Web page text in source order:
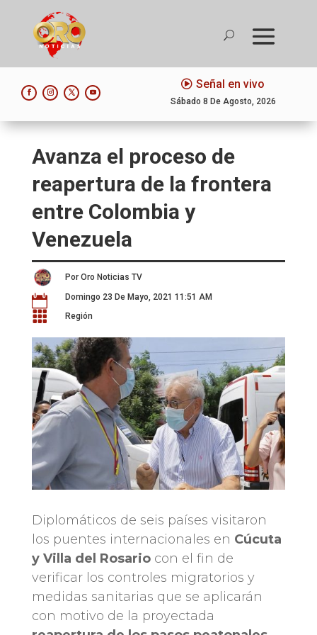
Señal en vivo
Sábado 8 De Agosto, 2026
Avanza el proceso de
reapertura de la frontera
entre Colombia y
Venezuela
Por Oro Noticias TV
 Domingo 23 De Mayo, 2021 11:51 AM
 Región
Diplomáticos de seis países visitaron
los puentes internacionales en Cúcuta
y Villa del Rosariocon el fin de
verificar los controles migratorios y
medidas sanitarias que se aplicarán
con motivo de la proyectada